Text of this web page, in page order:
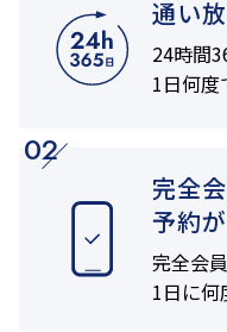
通い
24時間
1日何度
02
完全
予約
完全会
1日に何